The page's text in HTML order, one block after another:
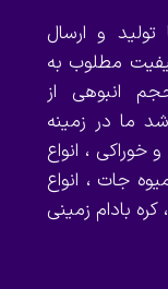
و ارسال
مطلوب به
انبوهی از
ما در زمینه
، انواع
جات ، انواع
بادام زمینی